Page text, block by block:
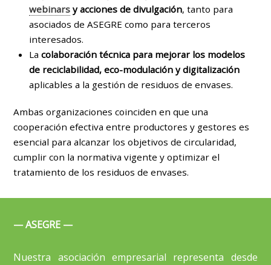
webinarsy acciones de divulgación, tanto para
asociados de ASEGRE como para terceros
interesados.
La colaboración técnica para mejorar los modelos
de reciclabilidad, eco-modulación y digitalización
aplicables a la gestión de residuos de envases.
Ambas organizaciones coinciden en que una
cooperación efectiva entre productores y gestores es
esencial para alcanzar los objetivos de circularidad,
cumplir con la normativa vigente y optimizar el
tratamiento de los residuos de envases.
— ASEGRE —
Nuestra asociación empresarial representa desde